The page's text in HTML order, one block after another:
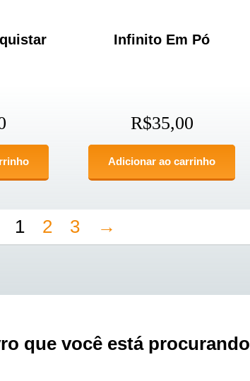
Infinito Em Pó
R$35,00
Adicionar ao carrinho
1 2 3 →
que você está procurando